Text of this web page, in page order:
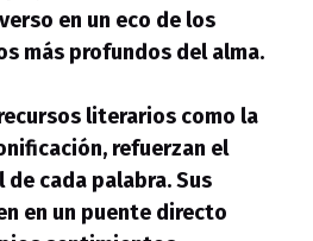
en un eco de los
más profundos del alma.
literarios como la
refuerzan el
cada palabra.Sus
en un puente directo